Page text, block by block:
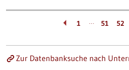
1 … 51 52
Zur Datenbanksuche nach